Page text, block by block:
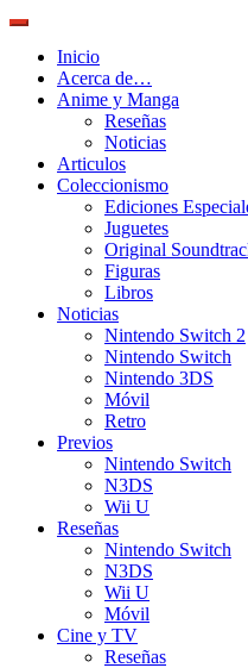
Inicio
Acerca de…
Anime y Manga
Reseñas
Noticias
Articulos
Coleccionismo
Ediciones
Juguetes
Original
Figuras
Libros
Noticias
Nintendo Switch 2
Nintendo Switch
Nintendo 3DS
Móvil
Retro
Previos
Nintendo Switch
N3DS
Wii U
Reseñas
Nintendo Switch
N3DS
Wii U
Móvil
Cine y TV
Reseñas